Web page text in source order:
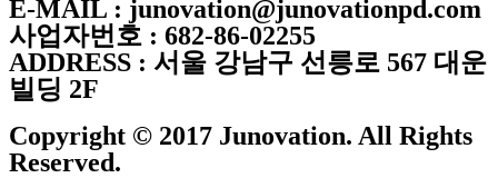
E-MAIL : junovation@junovationpd.com
사업자번호 : 682-86-02255
ADDRESS : 서울 강남구 선릉로 567 대운
빌딩 2F
Copyright © 2017 Junovation. All Rights
Reserved.